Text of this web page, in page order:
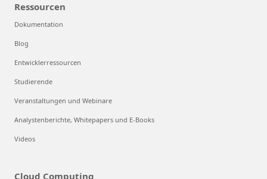
Ressourcen
Dokumentation
Blog
Entwicklerressourcen
Studierende
Veranstaltungen und Webinare
Analystenberichte, Whitepapers und E-Books
Videos
Cloud Computing